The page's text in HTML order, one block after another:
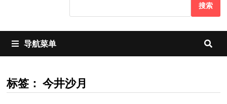
搜索
导航菜单
标签： 今井沙月